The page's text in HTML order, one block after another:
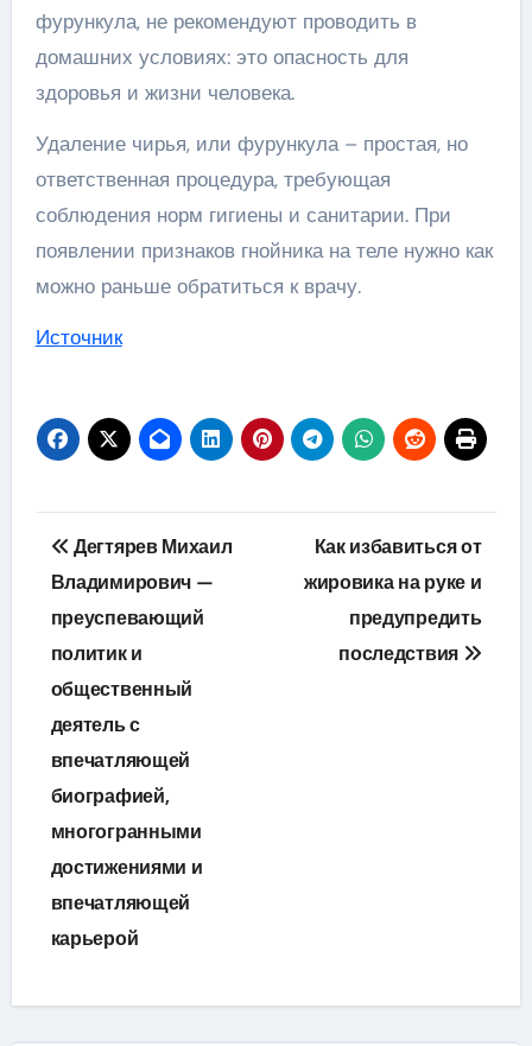
фурункула, не рекомендуют проводить в
домашних условиях: это опасность для
здоровья и жизни человека.
Удаление чирья, или фурункула – простая, но
ответственная процедура, требующая
соблюдения норм гигиены и санитарии. При
появлении признаков гнойника на теле нужно как
можно раньше обратиться к врачу.
Источник
Навигация
по
записям
Дегтярев Михаил
Владимирович —
преуспевающий
политик и
общественный
деятель с
впечатляющей
биографией,
многогранными
достижениями и
впечатляющей
карьерой
Как избавиться от
жировика на руке и
предупредить
последствия